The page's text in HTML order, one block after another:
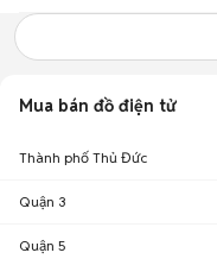
Mua bán đồ điện tử
Thành phố Thủ Đức
Quận 3
Quận 5